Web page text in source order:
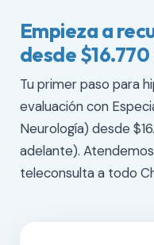
Empieza a
desde
Tu primer paso para
evaluación con
Neurología) desde
adelante).
teleconsulta a todo